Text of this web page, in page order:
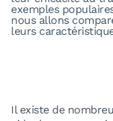
exemples
nous allons
leurs
Il existe de